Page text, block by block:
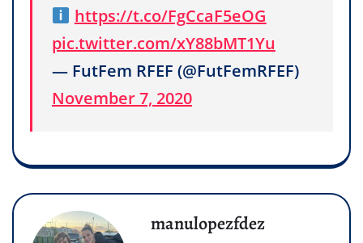
https://t.co/FgCcaF5eOG
pic.twitter.com/xY88bMT1Yu
— FutFem RFEF (@FutFemRFEF)
November 7, 2020
manulopezfdez